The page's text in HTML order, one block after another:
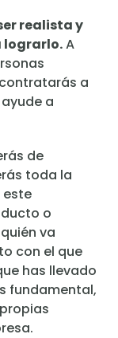
realista y
lograrlo.A
a
a
de
toda la
este
o
va
con el que
has llevado
fundamental,